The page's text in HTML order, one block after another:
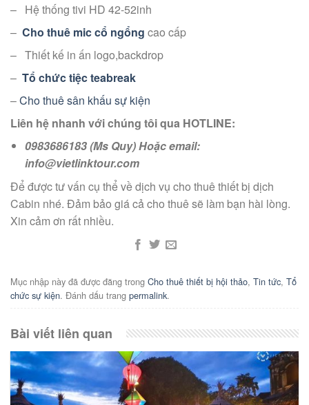
– Hệ thống tivi HD 42-52inh
– Cho thuê mic cổ ngổng cao cấp
– Thiết kế in ấn logo,backdrop
– Tổ chức tiệc teabreak
–Cho thuê sân khấu sự kiện
Liên hệ nhanh với chúng tôi qua HOTLINE:
0983686183 (Ms Quy) Hoặc email:
info@vietlinktour.com
Để được tư vấn cụ thể về dịch vụ cho thuê thiết bị dịch
Cabin nhé. Đảm bảo giá cả cho thuê sẽ làm bạn hài lòng.
Xin cảm ơn rất nhiều.
Mục nhập này đã được đăng trong Cho thuê thiết bị hội thảo, Tin tức, Tổ
chức sự kiện. Đánh dấu trang permalink.
Bài viết liên quan